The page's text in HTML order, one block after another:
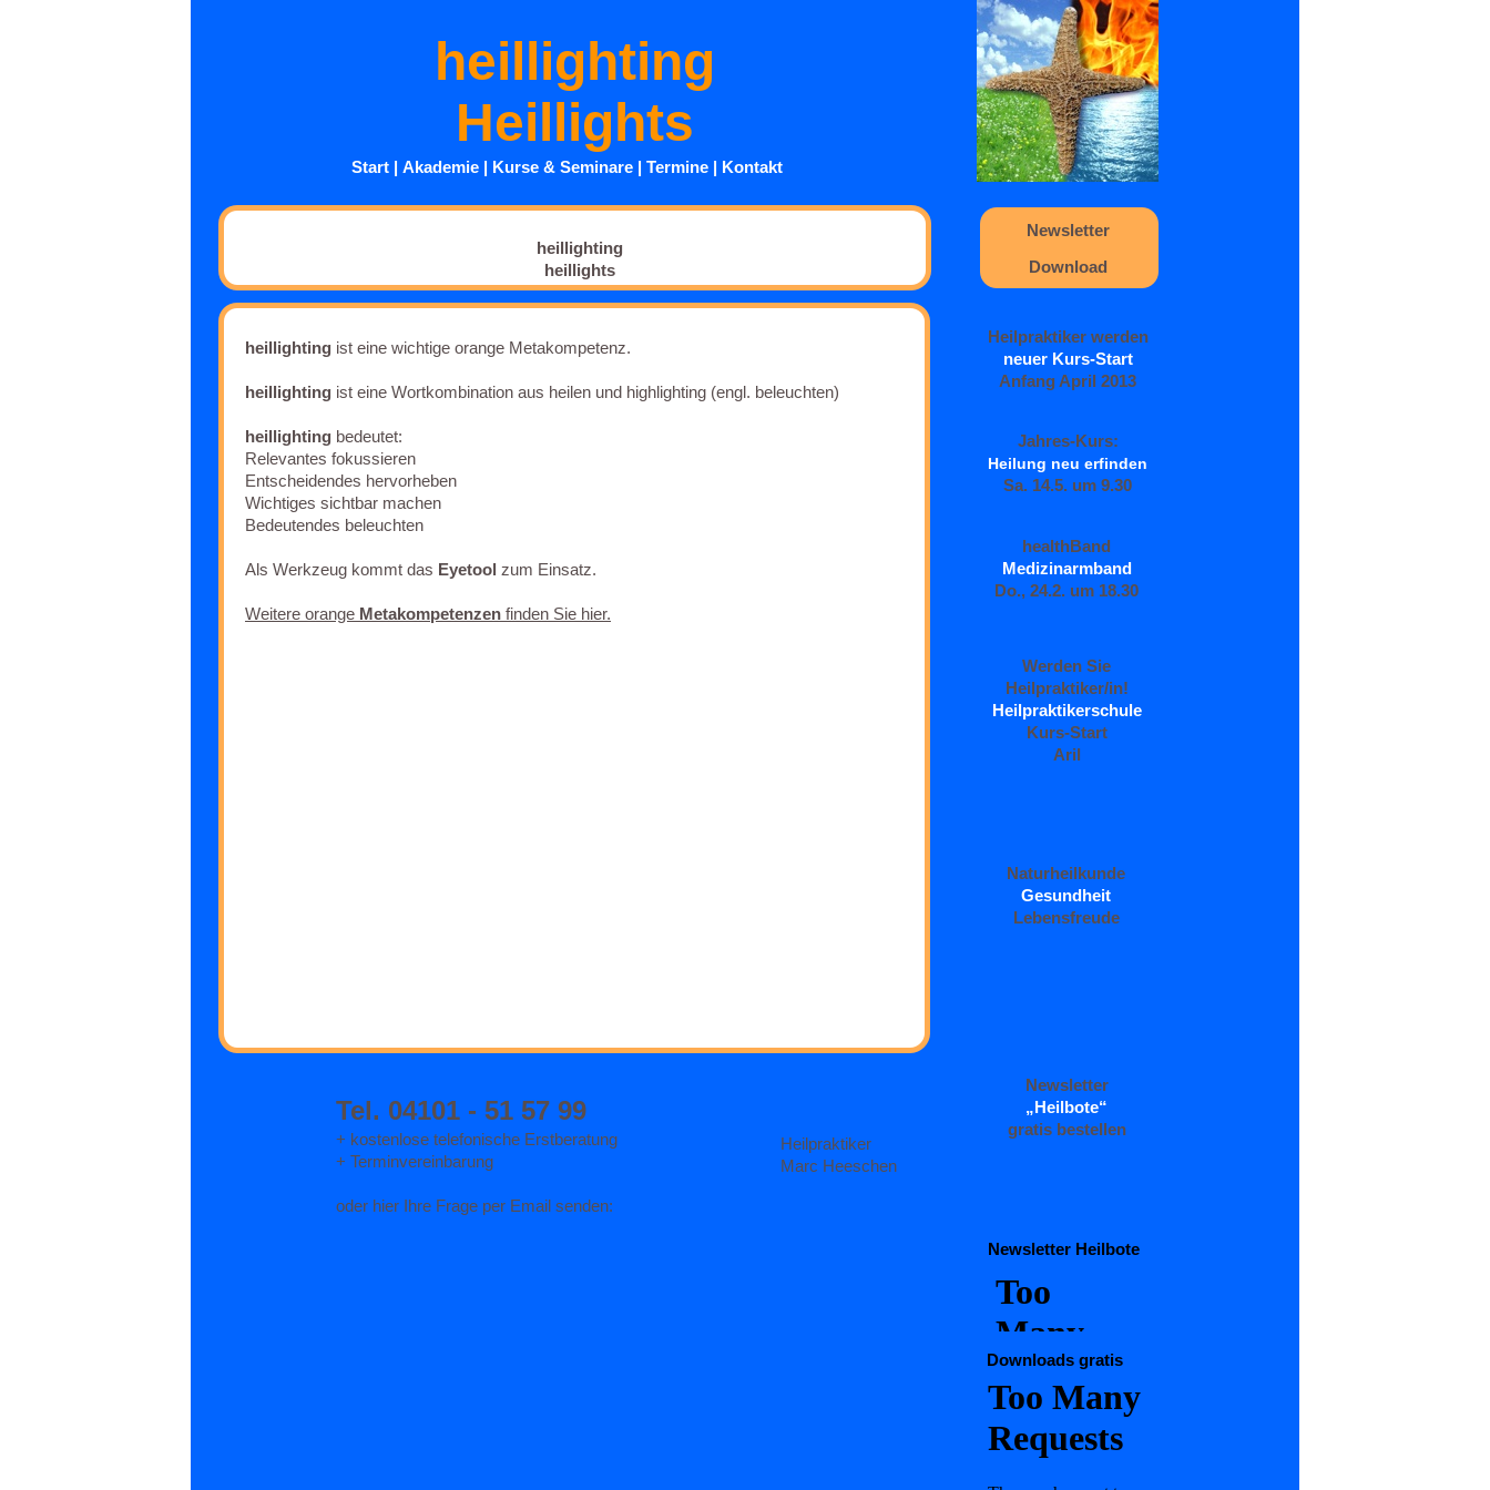
heillighting
Heillights
Start | Akademie | Kurse & Seminare | Termine | Kontakt
heillighting ist eine wichtige orange Metakompetenz.
heillighting ist eine Wortkombination aus heilen und highlighting (engl. beleuchten)
heillighting bedeutet:
Relevantes fokussieren
Entscheidendes hervorheben
Wichtiges sichtbar machen
Bedeutendes beleuchten
Als Werkzeug kommt das Eyetool zum Einsatz.
Weitere orange Metakompetenzen finden Sie hier.
Newsletter
Download
heillighting
heillights